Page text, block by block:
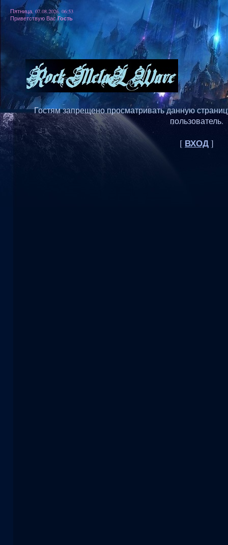
Пятница, 07.08.2026, 06:53
Приветствую Вас Гость
Гостям запрещено просматривать данную
пользователь.
[ ВХОД]